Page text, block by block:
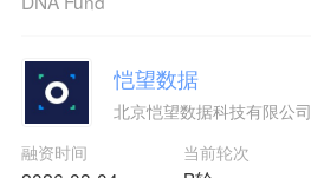
恺望数据
北京恺望数据科技有限公司
融资时间
当前轮次